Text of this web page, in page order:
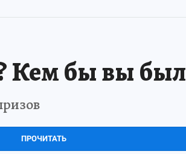
Кем бы вы
ПРОЧИТАТЬ